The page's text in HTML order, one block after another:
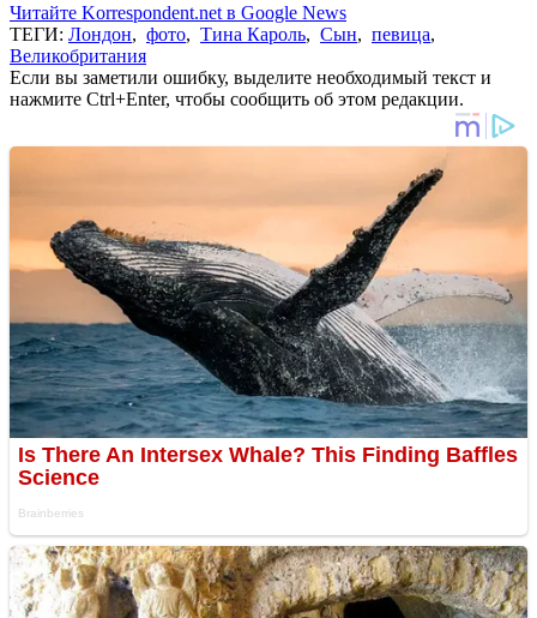
Читайте Korrespondent.net в Google News
ТЕГИ: Лондон, фото, Тина Кароль, Сын, певица,
Великобритания
Если вы заметили ошибку, выделите необходимый текст и
нажмите Ctrl+Enter, чтобы сообщить об этом редакции.